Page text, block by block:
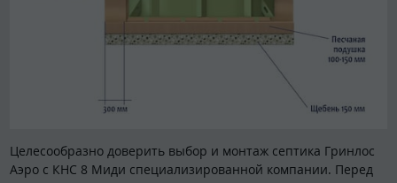
Целесообразно доверить выбор и монтаж септика Гринлос
Аэро с КНС 8 Миди специализированной компании. Перед